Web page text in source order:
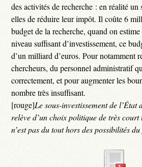
des activités de recherche : en réalité
elles de réduire leur impôt. Il coûte 6
budget de la recherche, quand on
niveau suffisant d’investissement, ce
d’un milliard d’euros. Pour notamment
chercheurs, du personnel administratif
correctement, et pour augmenter les
nombre très insuffisant.
[rouge]Le sous-investissement de l’État
relève d’un choix politique de très
n’est pas du tout hors des possibilités